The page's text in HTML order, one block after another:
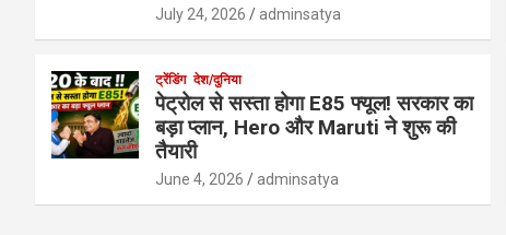
July 24, 2026 adminsatya
ट्रेंडिंग देश/दुनिया
पेट्रोल से सस्ता होगा E85 फ्यूल! सरकार का
बड़ा प्लान, Hero और Maruti ने शुरू की
तैयारी
June 4, 2026 adminsatya